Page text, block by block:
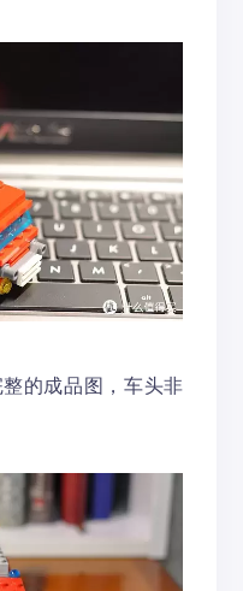
的成品图，车头非